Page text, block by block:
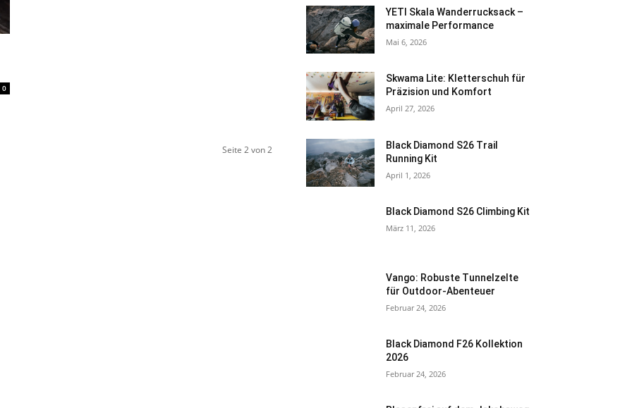
0
Seite 2 von 2
YETI Skala Wanderrucksack –
maximale Performance
Mai 6, 2026
Skwama Lite: Kletterschuh für
Präzision und Komfort
April 27, 2026
Black Diamond S26 Trail
Running Kit
April 1, 2026
Black Diamond S26 Climbing Kit
März 11, 2026
Vango: Robuste Tunnelzelte
für Outdoor-Abenteuer
Februar 24, 2026
Black Diamond F26 Kollektion
2026
Februar 24, 2026